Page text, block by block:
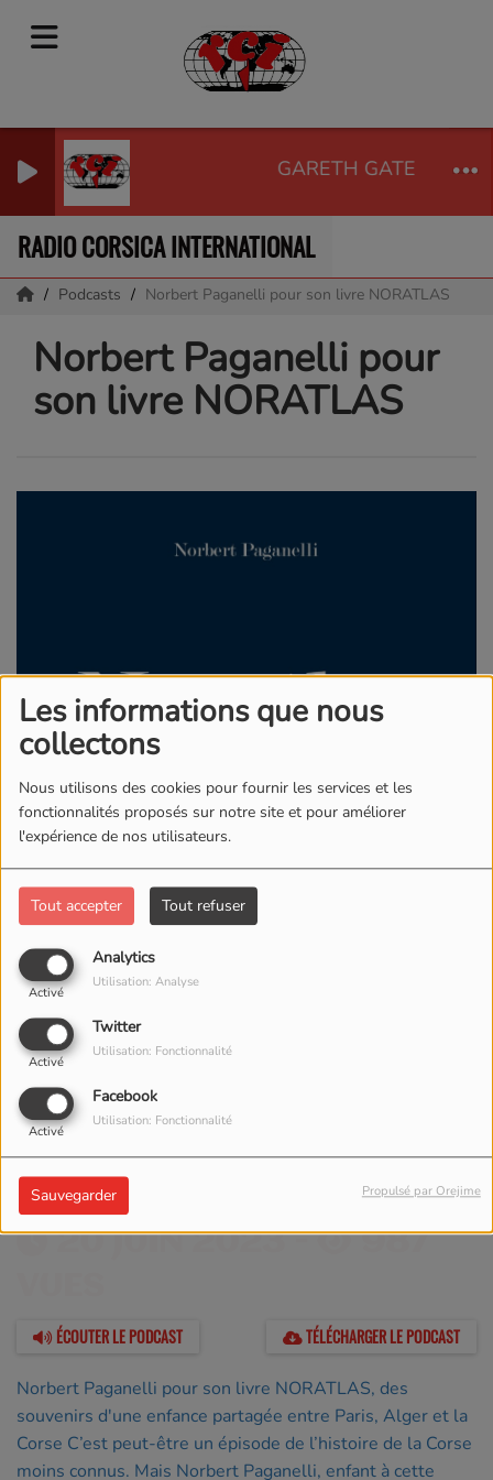
Les informations que nous
collectons
Nous utilisons des cookies pour fournir les services et les
fonctionnalités proposés sur notre site et pour améliorer
l'expérience de nos utilisateurs.
Tout accepter Tout refuser
Analytics
Activé
Utilisation: Analyse
Twitter
Activé
Utilisation: Fonctionnalité
Facebook
Activé
Utilisation: Fonctionnalité
Sauvegarder Propulsé par Orejime
GARETH GATES -
RADIO CORSICA INTERNATIONAL
Podcasts Norbert Paganelli pour son livre NORATLAS
Norbert Paganelli pour
son livre NORATLAS
20 JUIN 2023 -
987
ÉCOUTER LE PODCAST TÉLÉCHARGER LE PODCAST
Norbert Paganelli pour son livre NORATLAS, des
souvenirs d'une enfance partagée entre Paris, Alger et la
Corse C’est peut-être un épisode de l’histoire de la Corse
moins connus. Mais Norbert Paganelli, enfant à cette